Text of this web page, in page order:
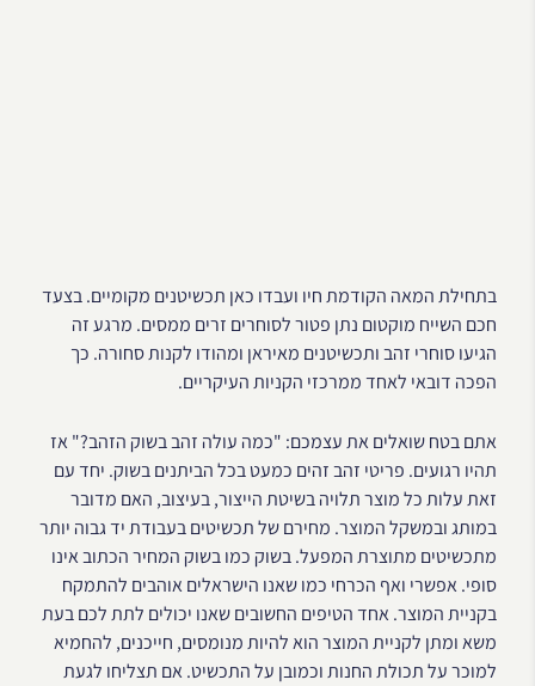
בתחילת המאה הקודמת חיו ועבדו כאן תכשיטנים מקומיים. בצעד
חכם השייח מוקטום נתן פטור לסוחרים זרים ממסים. מרגע זה
הגיעו סוחרי זהב ותכשיטנים מאיראן ומהודו לקנות סחורה. כך
הפכה דובאי לאחד ממרכזי הקניות העיקריים.
אתם בטח שואלים את עצמכם: "כמה עולה זהב בשוק הזהב?" אז
תהיו רגועים. פריטי זהב זהים כמעט בכל הביתנים בשוק. יחד עם
זאת עלות כל מוצר תלויה בשיטת הייצור, בעיצוב, האם מדובר
במותג ובמשקל המוצר. מחירם של תכשיטים בעבודת יד גבוה יותר
מתכשיטים מתוצרת המפעל. בשוק כמו בשוק המחיר הכתוב אינו
סופי. אפשרי ואף הכרחי כמו שאנו הישראלים אוהבים להתמקח
בקניית המוצר. אחד הטיפים החשובים שאנו יכולים לתת לכם בעת
משא ומתן לקניית המוצר הוא להיות מנומסים, חייכנים, להחמיא
למוכר על תכולת החנות וכמובן על התכשיט. אם תצליחו לגעת